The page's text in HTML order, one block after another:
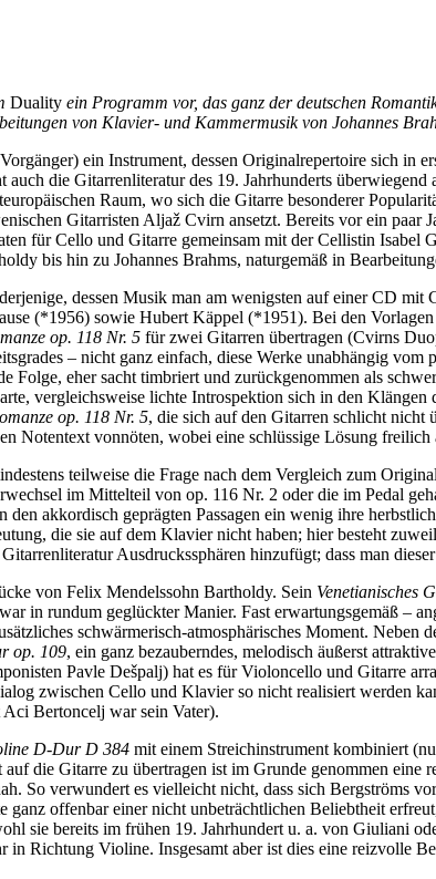
Duality ein Programm vor, das ganz der deutschen
von Klavier- und Kammermusik von Johannes
ein Instrument, dessen Originalrepertoire sich in
auch die Gitarrenliteratur des 19. Jahrhunderts
Raum, wo sich die Gitarre besonderer
Gitarristen Aljaž Cvirn ansetzt. Bereits vor ein
für Cello und Gitarre gemeinsam mit der Cellistin
bis hin zu Johannes Brahms, naturgemäß in
dessen Musik man am wenigsten auf einer CD
(*1956) sowie Hubert Käppel (*1951). Bei den
op. 118 Nr. 5 für zwei Gitarren übertragen (Cvirns
– nicht ganz einfach, diese Werke unabhängig
Folge, eher sacht timbriert und zurückgenommen als
vergleichsweise lichte Introspektion sich in den
op. 118 Nr. 5, die sich auf den Gitarren schlicht nicht
Notentext vonnöten, wobei eine schlüssige Lösung freilich
teilweise die Frage nach dem Vergleich zum
im Mittelteil von op. 116 Nr. 2 oder die im Pedal
akkordisch geprägten Passagen ein wenig ihre
die sie auf dem Klavier nicht haben; hier besteht
Ausdruckssphären hinzufügt; dass man
von Felix Mendelssohn Bartholdy. Sein Venetianisches
in rundum geglückter Manier. Fast erwartungsgemäß –
schwärmerisch-atmosphärisches Moment.
op. 109, ein ganz bezauberndes, melodisch äußerst
Pavle Dešpalj) hat es für Violoncello und Gitarre
zwischen Cello und Klavier so nicht realisiert werden
Bertoncelj war sein Vater).
D-Dur D 384 mit einem Streichinstrument kombiniert
die Gitarre zu übertragen ist im Grunde genommen eine
So verwundert es vielleicht nicht, dass sich Bergströms
ganz offenbar einer nicht unbeträchtlichen Beliebtheit
sie bereits im frühen 19. Jahrhundert u. a. von Giuliani
in Richtung Violine. Insgesamt aber ist dies eine reizvolle